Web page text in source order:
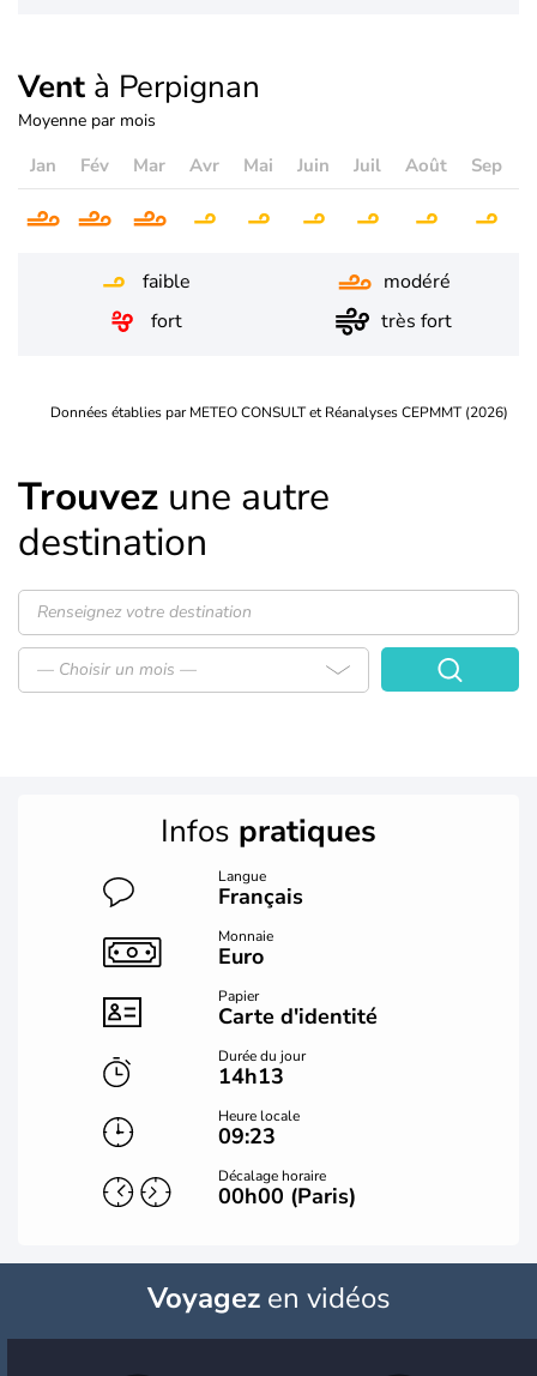
Vent à Perpignan
Moyenne par mois
Jan Fév Mar Avr Mai Juin Juil Août Sep
faible
modéré
fort
très fort
Données établies par METEO CONSULT et Réanalyses CEPMMT (2026)
Trouvez une autre
destination
— Choisir un mois —
Infos pratiques
Langue
Français
Monnaie
Euro
Papier
Carte d'identité
Durée du jour
14h13
Heure locale
09:23
Décalage horaire
00h00 (Paris)
Voyagezen vidéos